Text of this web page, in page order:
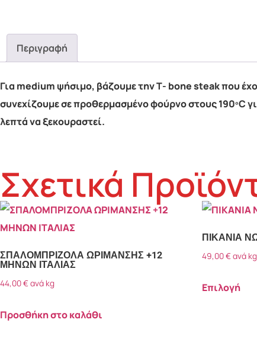
Περιγραφή
Για medium ψήσιμο, βάζουμε την Τ- bone steak που
συνεχίζουμε σε προθερμασμένο φούρνο στους 190ºC
λεπτά να ξεκουραστεί.
Σχετικά
ΣΠΑΛΟΜΠΡΙΖΟΛΑ ΩΡΙΜΑΝΣΗΣ +12
ΜΗΝΩΝ ΙΤΑΛΙΑΣ
44,00€ανά kg
Προσθήκη στο καλάθι
ΠΙΚΑΝΙΑ
49,00€ανά kg
Επιλογή